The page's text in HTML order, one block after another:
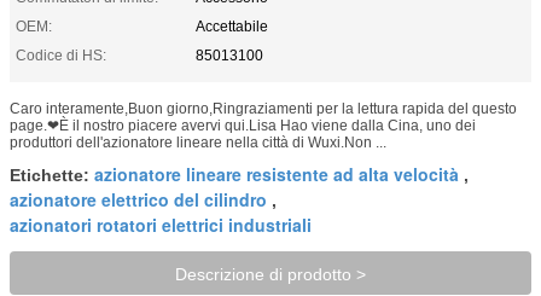
OEM:
Accettabile
Codice di HS:
85013100
Caro interamente,Buon giorno,Ringraziamenti per la lettura rapida del questo
page.❤È il nostro piacere avervi qui.Lisa Hao viene dalla Cina, uno dei
produttori dell'azionatore lineare nella città di Wuxi.Non ...
Etichette: azionatore lineare resistente ad alta velocità ,
azionatore elettrico del cilindro ,
azionatori rotatori elettrici industriali
Descrizione di prodotto >